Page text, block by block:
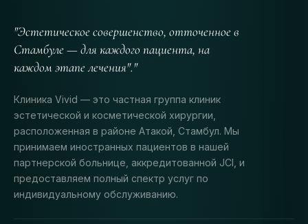
"Эстетическое совершенство, отточенное в
Стамбуле — для каждого пациента, на
каждом этапе лечения"."
Клиника Vivid — это частная группа клиник
эстетической и косметической хирургии,
расположенная в районе Атакой, Стамбул. Мы
принимаем иностранных пациентов в нашей
партнерской больнице, аккредитованной JCI, и
предоставляем полный спектр услуг по
индивидуальному обслуживанию.